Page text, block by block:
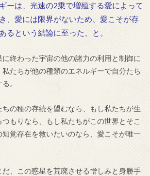
ーは、光速の2乗で増殖する愛によって
、愛には限界がないため、愛こそが存
るという結論に至った、と。
終わった宇宙の他の諸力の利用と制御に
私たちが他の種類のエネルギーで自分たち
。
ちの種の存続を望むなら、もし私たちが生
もりなら、もし私たちがこの世界とそこ
覚存在を救いたいのなら、愛こそが唯一
、この惑星を荒廃させる憎しみと身勝手